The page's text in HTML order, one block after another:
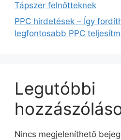
Tápszer felnőtteknek
PPC hirdetések – Így
legfontosabb PPC
Legutóbbi
Nincs megjeleníthető